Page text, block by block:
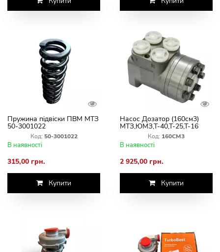
Пружина підвіски ПВМ МТЗ
50-3001022
Код: 50-3001022
В наявності
315,00 грн.
Купити
Насос Дозатор (160см3)
МТЗ,ЮМЗ,Т-40,Т-25,Т-16
(Вир-во Болгарія AI
Hydraulic)Код: 160CM3
В наявності
2 925,00 грн.
Купити